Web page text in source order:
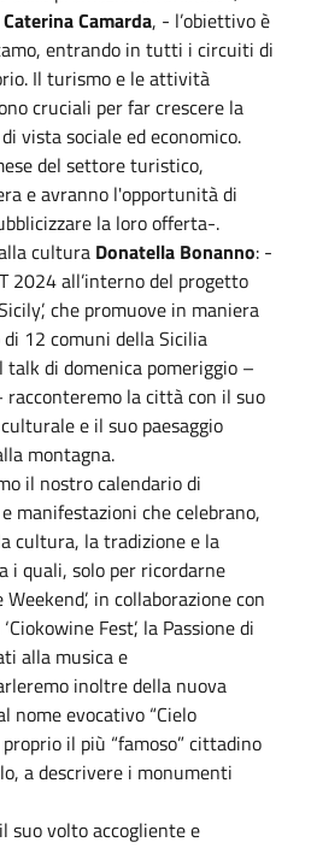
Caterina Camarda, - l’obiettivo è
entrando in tutti i circuiti di
Il turismo e le attività
cruciali per far crescere la
vista sociale ed economico.
del settore turistico,
e avranno l'opportunità di
la loro offerta-.
cultura Donatella Bonanno: -
2024 all’interno del progetto
che promuove in maniera
12 comuni della Sicilia
di domenica pomeriggio –
racconteremo la città con il suo
e il suo paesaggio
montagna.
il nostro calendario di
manifestazioni che celebrano,
cultura, la tradizione e la
i quali, solo per ricordarne
in collaborazione con
Fest’, la Passione di
alla musica e
inoltre della nuova
nome evocativo “Cielo
il più “famoso” cittadino
a descrivere i monumenti
suo volto accogliente e